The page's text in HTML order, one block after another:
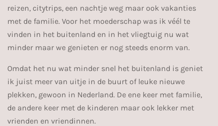
reizen, citytrips, een nachtje weg maar ook vakanties
met de familie. Voor het moederschap was ik véél te
vinden in het buitenland en in het vliegtuig nu wat
minder maar we genieten er nog steeds enorm van.
Omdat het nu wat minder snel het buitenland is geniet
ik juist meer van uitje in de buurt of leuke nieuwe
plekken, gewoon in Nederland. De ene keer met familie,
de andere keer met de kinderen maar ook lekker met
vrienden en vriendinnen.